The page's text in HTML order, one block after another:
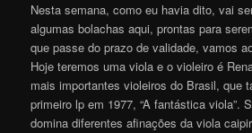
Nesta semana, como eu havia dito, vai
algumas bolachas aqui, prontas para
que passe do prazo de validade, vamos
Hoje teremos uma viola e o violeiro é
mais importantes violeiros do Brasil, que
primeiro lp em 1977, “A fantástica viola”.
domina diferentes afinações da viola